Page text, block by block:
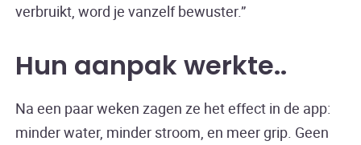
verbruikt, word je vanzelf bewuster.”
Hun aanpak werkte.
Na een paar weken zagen ze het effect in de app:
minder water, minder stroom, en meer grip. Geen